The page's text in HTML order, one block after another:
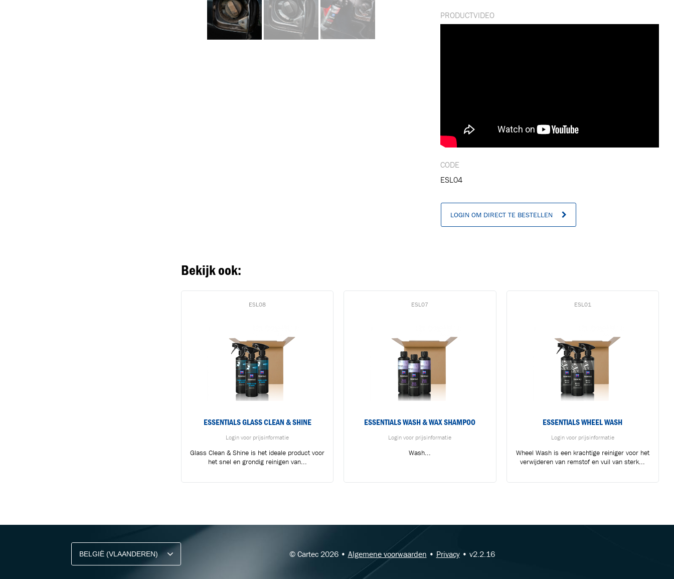
PRODUCTVIDEO
CODE
ESL04
LOGIN OM DIRECT TE BESTELLEN
Bekijk ook:
ESL08
ESSENTIALS GLASS CLEAN & SHINE
Login voor prijsinformatie
Glass Clean & Shine is het ideale product voor
het snel en grondig reinigen van...
ESL07
ESSENTIALS WASH & WAX SHAMPOO
Login voor prijsinformatie
Wash...
ESL01
ESSENTIALS WHEEL WASH
Login voor prijsinformatie
Wheel Wash is een krachtige reiniger voor het
verwijderen van remstof en vuil van sterk...
© Cartec 2026 • Algemene voorwaarden • Privacy• v2.2.16
Ga naar winkelwagen
BLIJF OP DE HOOGTE VIA ONZE NIEUWSBRIEF